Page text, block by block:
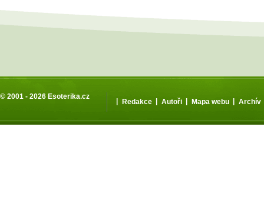
© 2001 - 2026 Esoterika.cz
| Redakce | Autoři | Mapa webu | Archív